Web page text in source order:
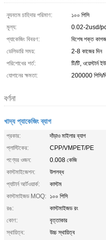
ন্যূনতম চাহিদার পরিমাণ:
১০০ পিসি
মূল্য:
0.02-2usd/
প্যাকেজিং বিবরণ:
বিশেষ শক্ত
ডেলিভারি সময়:
2-8 কাজের দিন
পরিশোধের শর্ত:
টি/টি, ওয়েস্টার্ন
যোগানের ক্ষমতা:
200000 পিসি/
বর্ণনা
খাদ্য প্যাকেজিং ব্যাগ
প্রকার:
দাঁড়াও মাইলার ব্যাগ
প্লাস্টিকের:
CPP/VMPET/PE
পণ্যের ওজন:
0.008 কেজি
কাস্টমাইজেশন:
উপলব্ধ
প্যাটার্ন আর্টওয়ার্ক:
কাস্টম
কাস্টমাইজড MOQ: ১০০ পিসি
রঙ:
কাস্টমাইজড রং
কোণ:
বৃত্তাকার
স্থায়িত্ব:
উচ্চ স্থায়িত্ব